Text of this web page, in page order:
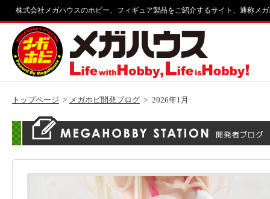
株式会社メガハウスのホビー、フィギュア製品をご紹介するサイト、通称メ
トップページ メガホビ開発ブログ 2026年1月